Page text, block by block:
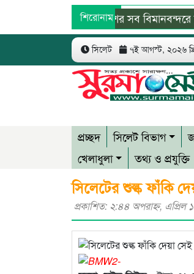
শিরোনাম
দেশের সব বিমানবন্দরে
বিশ্ব মাতৃদুগ্ধ দিবস উপলক্ষে
সিলেট ৭ই আগস্ট, ২০২৬
প্রচ্ছদ সিলেট বিভাগ
খেলাধুলা
তথ্য ও প্রযুক্তি
সিলেটের শুল্ক ফাঁকি
প্রকাশিত: ২:৪৪ অপরাহ্ণ, এপ্রিল